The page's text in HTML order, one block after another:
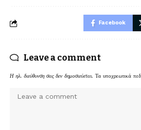
Facebook
Leave a comment
Η ηλ. διεύθυνση σας δεν δημοσιεύεται. Τα υποχρεωτικά